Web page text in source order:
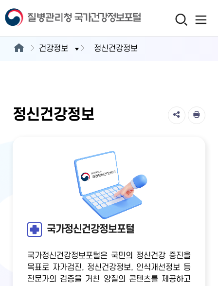
건강정보 정신건강정보
정신건강정보
국가정신건강정보포털
국가정신건강정보포털은 국민의 정신건강 증진을
목표로 자가검진, 정신건강정보, 인식개선정보 등
전문가의 검증을 거친 양질의 콘텐츠를 제공하고